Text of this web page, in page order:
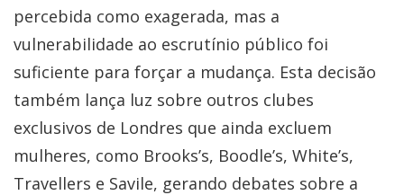
percebida como exagerada, mas a
vulnerabilidade ao escrutínio público foi
suficiente para forçar a mudança. Esta decisão
também lança luz sobre outros clubes
exclusivos de Londres que ainda excluem
mulheres, como Brooks’s, Boodle’s, White’s,
Travellers e Savile, gerando debates sobre a